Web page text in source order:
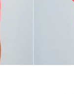
Motherhood